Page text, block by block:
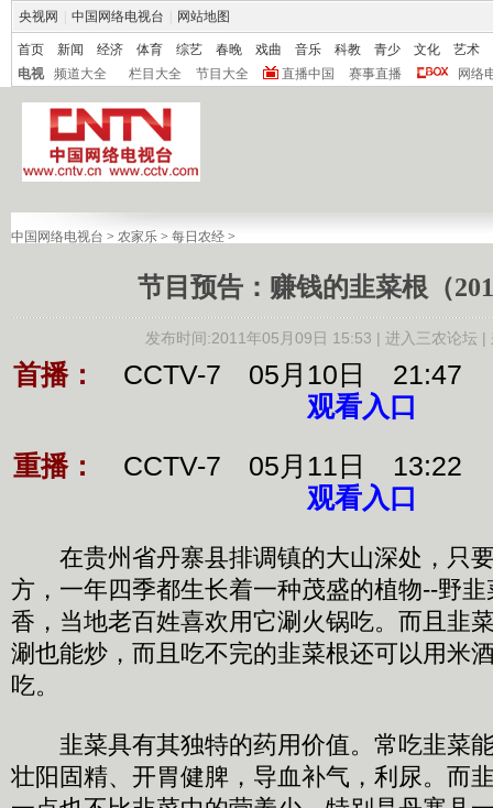
央视网 中国网络电视台 网站地图
首页 新闻 经济 体育 综艺 春晚 戏曲 音乐 科教 青少 文化
艺术
电视
频道大全 栏目大全 节目大全 直播中国 赛事直播 网络
中国网络电视台 > 农家乐 > 每日农经 >
节目预告：赚钱的韭菜根（
发布时间:2011年05月09日 15:53 | 进入三农论坛|
首播：
CCTV-7 05月10日 21:47
观看入口
重播：
CCTV-7 05月11日 13:22
观看入口
在贵州省丹寨县排调镇的大山深处，只
方，一年四季都生长着一种茂盛的植物--野
香，当地老百姓喜欢用它涮火锅吃。而且韭
涮也能炒，而且吃不完的韭菜根还可以用米
吃。
韭菜具有其独特的药用价值。常吃韭菜
壮阳固精、开胃健脾，导血补气，利尿。而